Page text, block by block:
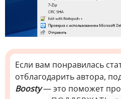
Если вам понравилась
отблагодарить автора,
Boosty— это поможет